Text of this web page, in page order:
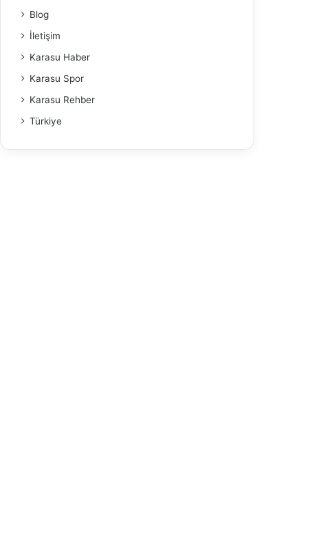
Blog
İletişim
Karasu Haber
Karasu Spor
Karasu Rehber
Türkiye